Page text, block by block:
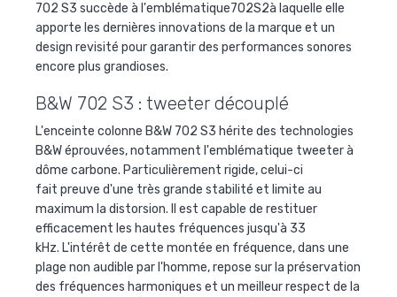
702 S3 succède à l'emblématique702S2à laquelle elle
apporte les dernières innovations de la marque et un
design revisité pour garantir des performances sonores
encore plus grandioses.
B&W 702 S3 : tweeter découplé
L'enceinte colonne B&W 702 S3 hérite des technologies
B&W éprouvées, notamment l'emblématique tweeter à
dôme carbone. Particulièrement rigide, celui-ci
fait preuve d'une très grande stabilité et limite au
maximum la distorsion. Il est capable de restituer
efficacement les hautes fréquences jusqu'à 33
kHz. L'intérêt de cette montée en fréquence, dans une
plage non audible par l'homme, repose sur la préservation
des fréquences harmoniques et un meilleur respect de la